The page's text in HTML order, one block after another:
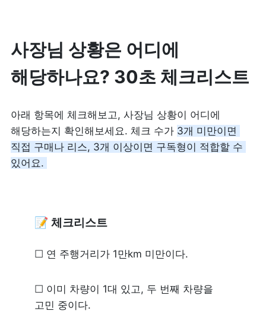
사장님 상황은 어디에
해당하나요? 30초 체크리스트
아래 항목에 체크해보고, 사장님 상황이 어디에
해당하는지 확인해보세요. 체크 수가 3개 미만이면
직접 구매나 리스, 3개 이상이면 구독형이 적합할 수
있어요.
📝 체크리스트
☐ 연 주행거리가 1만km 미만이다.
☐ 이미 차량이 1대 있고, 두 번째 차량을
고민 중이다.